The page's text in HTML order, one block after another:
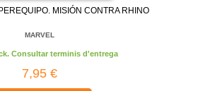
MISIÓN CONTRA RHINO
MARVEL
Consultar terminis d'entrega
7,95 €